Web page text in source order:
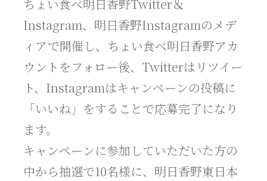
ちょい食べ明日香野Twitter＆
Instagram、明日香野Instagramのメデ
ィアで開催し、ちょい食べ明日香野アカ
ウントをフォロー後、Twitterはリツイー
ト、Instagramはキャンペーンの投稿に
「いいね」をすることで応募完了になり
ます。
キャンペーンに参加していただいた方の
中から抽選で10名様に、明日香野東日本